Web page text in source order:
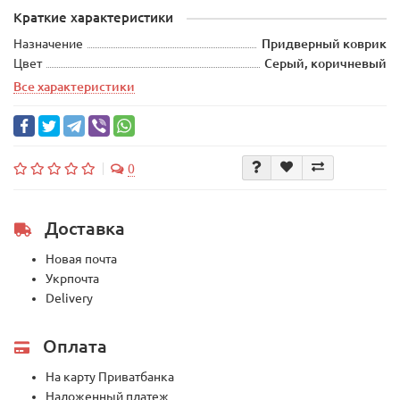
Краткие характеристики
Назначение
Придверный коврик
Цвет
Серый, коричневый
Все характеристики
0
Доставка
Новая почта
Укрпочта
Delivery
Оплата
На карту Приватбанка
Наложенный платеж